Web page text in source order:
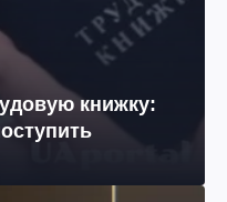
книжку: